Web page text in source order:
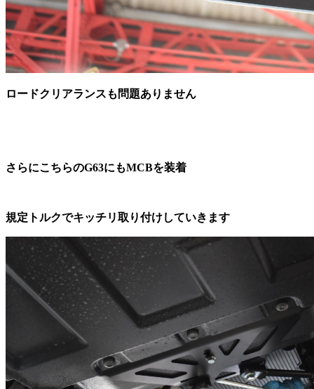
ロードクリアランスも問題ありません
さらにこちらのG63にもMCBを装着
規定トルクでキッチリ取り付けしていきます